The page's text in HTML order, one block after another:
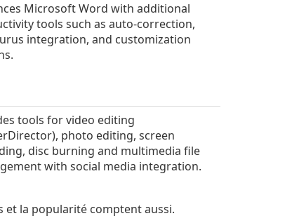
Microsoft Word with additional
tools such as auto-correction,
integration, and customization
tools for video editing
photo editing, screen
disc burning and multimedia file
with social media integration.
et la popularité comptent aussi.